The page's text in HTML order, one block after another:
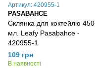
Артикул: 420955-1
PASABAHCE
Склянка для коктейлю 450
мл. Leafy Pasabahce -
420955-1
109 грн
В наявності